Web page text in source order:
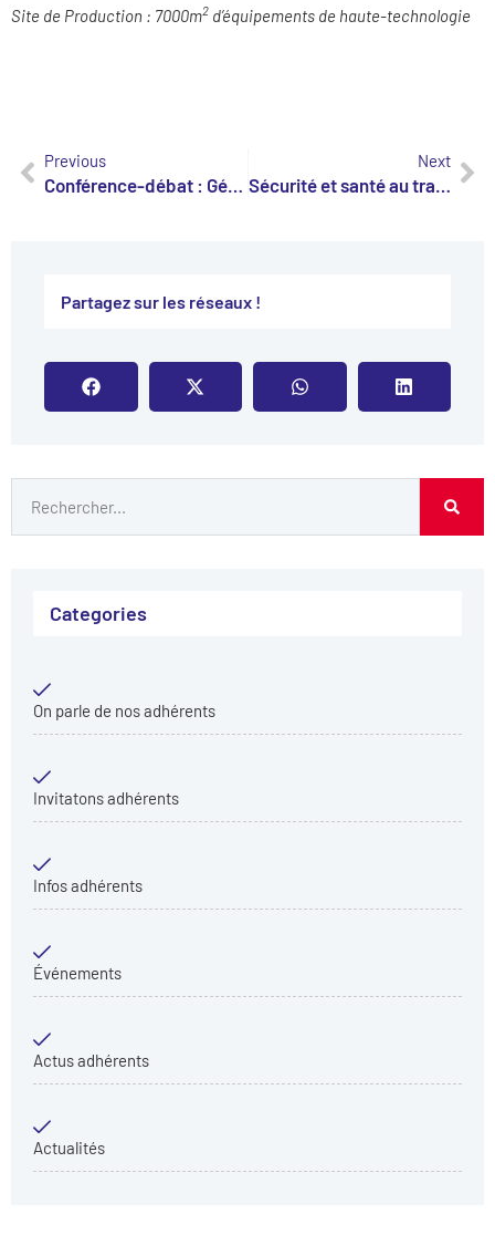
Site de Production : 7000m2 d’équipements de haute-technologie
Previous
Conférence-débat : Générations Y et Z – Nouveau regard sur le management intergénérationnel
Next
Sécurité et santé au travail
Partagez sur les réseaux !​
Categories
On parle de nos adhérents
Invitatons adhérents
Infos adhérents
Événements
Actus adhérents
Actualités